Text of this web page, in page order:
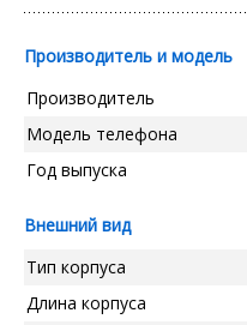
Производитель и модель
Производитель
Модель телефона
Год выпуска
Внешний вид
Тип корпуса
Длина корпуса